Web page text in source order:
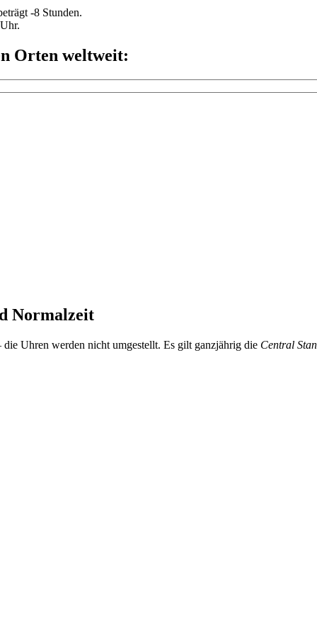
-8 Stunden.
Orten weltweit:
Normalzeit
Uhren werden nicht umgestellt. Es gilt ganzjährig die Central